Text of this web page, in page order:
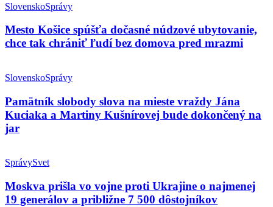
SlovenskoSprávy
Mesto Košice spúšťa dočasné núdzové ubytovanie,
chce tak chrániť ľudí bez domova pred mrazmi
SlovenskoSprávy
Pamätník slobody slova na mieste vraždy Jána
Kuciaka a Martiny Kušnírovej bude dokončený na
jar
SprávySvet
Moskva prišla vo vojne proti Ukrajine o najmenej
19 generálov a približne 7 500 dôstojníkov